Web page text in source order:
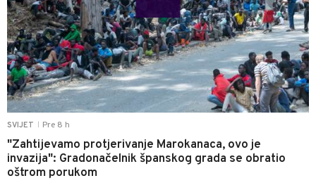
SVIJET Pre 8 h
"Zahtijevamo protjerivanje Marokanaca, ovo je
invazija": Gradonačelnik španskog grada se obratio
oštrom porukom